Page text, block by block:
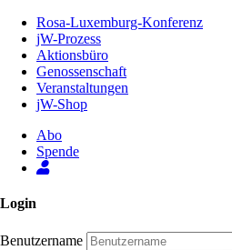
Inhalt
Seite
Rosa-Luxemburg-Konferenz
jW-Prozess
Aktionsbüro
Genossenschaft
Veranstaltungen
jW-Shop
Abo
Spende
Login
Benutzername